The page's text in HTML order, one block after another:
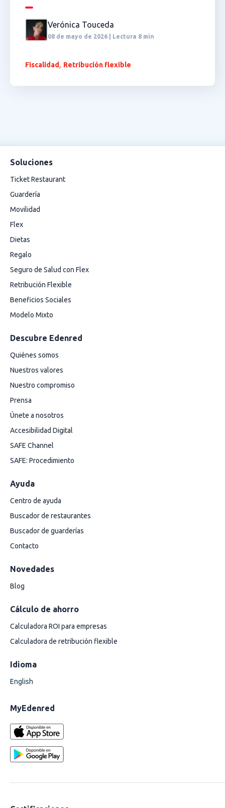
Verónica Touceda
08 de mayo de 2026 | Lectura 8 min
Fiscalidad , Retribución flexible
Soluciones
Ticket Restaurant
Guardería
Movilidad
Flex
Dietas
Regalo
Seguro de Salud con Flex
Retribución Flexible
Beneficios Sociales
Modelo Mixto
Descubre Edenred
Quiénes somos
Nuestros valores
Nuestro compromiso
Prensa
Únete a nosotros
Accesibilidad Digital
SAFE Channel
SAFE: Procedimiento
Ayuda
Centro de ayuda
Buscador de restaurantes
Buscador de guarderías
Contacto
Novedades
Blog
Cálculo de ahorro
Calculadora ROI para empresas
Calculadora de retribución flexible
Idioma
English
MyEdenred